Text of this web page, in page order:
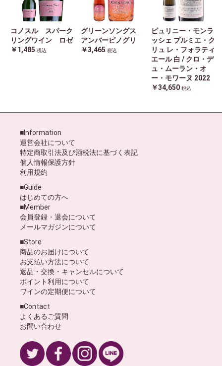
コノスル スパーク
リングワイン ロゼ
￥1,485 税込
グリーンソングス
アンバーピノグリ
￥3,465 税込
ピュリニー・モンラ
ッシェ プルミエ・ク
リュ レ・フォラティ
エール 白 / クロ・デ
ュ・ムーラン・オ
ー・モワーヌ 2022
￥34,650 税込
■Information
運営会社について
特定商取引法及び酒税法に基づく表記
個人情報保護方針
利用規約
■Guide
はじめての方へ
■Member
会員登録・退会について
メールマガジンについて
■Store
商品のお届けについて
お支払い方法について
返品・交換・キャンセルについて
ポイント利用について
ワインの定期便について
■Contact
よくあるご質問
お問い合わせ